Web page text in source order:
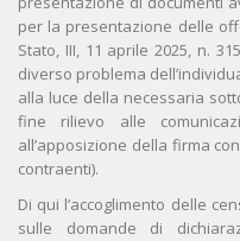
per la presentazione delle
Stato, III, 11 aprile 2025, n.
diverso problema
alla luce della necessaria
fine rilievo alle
all’apposizione della firma
contraenti).
Di qui l’accoglimento delle
sulle domande di